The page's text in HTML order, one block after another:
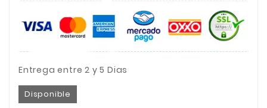
Entrega entre 2 y 5 Dias
Disponible